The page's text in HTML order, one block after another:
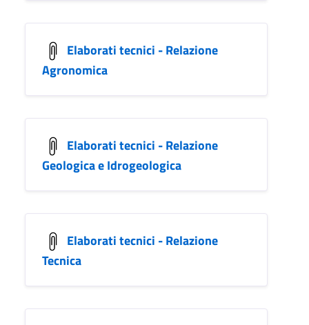
Elaborati tecnici - Relazione
Agronomica
Elaborati tecnici - Relazione
Geologica e Idrogeologica
Elaborati tecnici - Relazione
Tecnica